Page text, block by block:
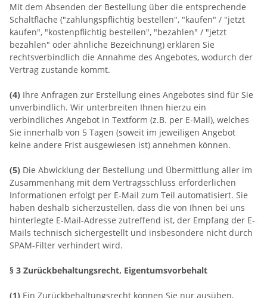
Mit dem Absenden der Bestellung über die entsprechende
Schaltfläche ("zahlungspflichtig bestellen", "kaufen" / "jetzt
kaufen", "kostenpflichtig bestellen", "bezahlen" / "jetzt
bezahlen" oder ähnliche Bezeichnung) erklären Sie
rechtsverbindlich die Annahme des Angebotes, wodurch der
Vertrag zustande kommt.
(4) Ihre Anfragen zur Erstellung eines Angebotes sind für Sie
unverbindlich. Wir unterbreiten Ihnen hierzu ein
verbindliches Angebot in Textform (z.B. per E-Mail), welches
Sie innerhalb von 5 Tagen (soweit im jeweiligen Angebot
keine andere Frist ausgewiesen ist) annehmen können.
(5) Die Abwicklung der Bestellung und Übermittlung aller im
Zusammenhang mit dem Vertragsschluss erforderlichen
Informationen erfolgt per E-Mail zum Teil automatisiert. Sie
haben deshalb sicherzustellen, dass die von Ihnen bei uns
hinterlegte E-Mail-Adresse zutreffend ist, der Empfang der E-
Mails technisch sichergestellt und insbesondere nicht durch
SPAM-Filter verhindert wird.
§ 3 Zurückbehaltungsrecht, Eigentumsvorbehalt
(1) Ein Zurückbehaltungsrecht können Sie nur ausüben,